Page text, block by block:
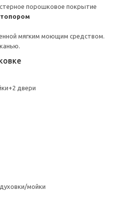
порошковое покрытие
мягким моющим средством.
двери
мойки